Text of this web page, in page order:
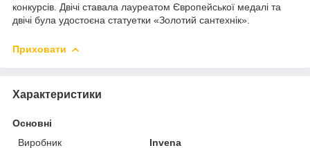
конкурсів. Двічі ставала лауреатом Європейської медалі та
двічі була удостоєна статуетки «Золотий сантехнік».
Приховати
Характеристики
Основні
Виробник
Invena